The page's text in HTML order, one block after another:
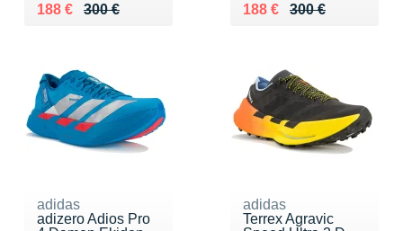
300 €
Au lieu de 300 €
188 €
Vendu 188 € 300 €
Au lieu de 300 €
188 €
Vendu 188 €
adidas
adizero Adios Pro
adidas
Terrex Agravic